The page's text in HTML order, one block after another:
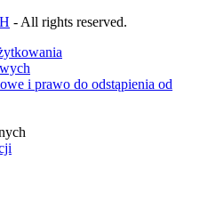
- All rights reserved.
i prawo do odstąpienia od